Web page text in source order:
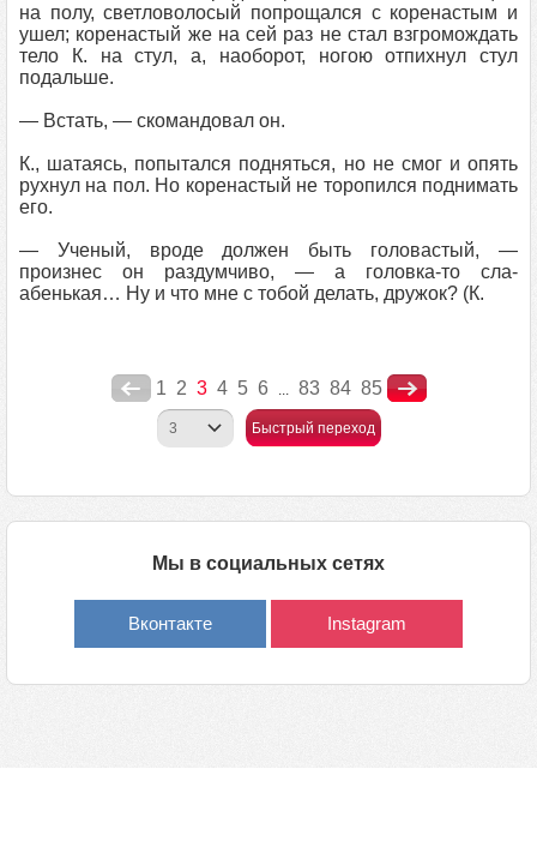
на полу, светловолосый попрощался с коренастым и
ушел; коренастый же на сей раз не стал взгромождать
тело К. на стул, а, наоборот, ногою отпихнул стул
подальше.
— Встать, — скомандовал он.
К., шатаясь, попытался подняться, но не смог и опять
рухнул на пол. Но коренастый не торопился поднимать
его.
— Ученый, вроде должен быть головастый, —
произнес он раздумчиво, — а головка-то сла-
абенькая… Ну и что мне с тобой делать, дружок? (К.
1 2 3 4 5 6 ... 83 84 85
Быстрый переход
Мы в социальных сетях
Вконтакте Instagram